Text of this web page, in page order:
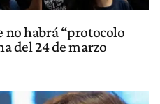
no habrá “protocolo
del 24 de marzo